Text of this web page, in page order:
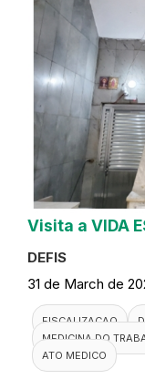
Visita a VIDA
DEFIS
31 de March de
FISCALIZACAO
MEDICINA DO
ATO MEDICO